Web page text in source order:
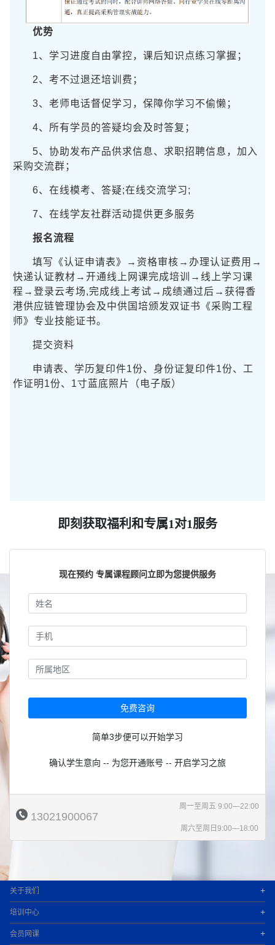
优势
1、学习进度自由掌控，课后知识点练习掌握；
2、考不过退还培训费；
3、老师电话督促学习，保障你学习不偷懒；
4、所有学员的答疑均会及时答复；
5、协助发布产品供求信息、求职招聘信息，加入
采购交流群；
6、在线模考、答疑;在线交流学习;
7、在线学友社群活动提供更多服务
报名流程
填写《认证申请表》→资格审核→办理认证费用→
快递认证教材→开通线上网课完成培训→线上学习课
程→登录云考场,完成线上考试→成绩通过后→获得香
港供应链管理协会及中供国培颁发双证书《采购工程
师》专业技能证书。
提交资料
申请表、学历复印件1份、身份证复印件1份、工
作证明1份、1寸蓝底照片（电子版）
即刻获取福利和专属1对1服务
现在预约 专属课程顾问立即为您提供服务
免费咨询
简单3步便可以开始学习
确认学生意向 -- 为您开通账号 -- 开启学习之旅
13021900067
周一至周五 9:00—22:00
周六至周日9:00—18:00
关于我们 +
培训中心 +
会员网课 +